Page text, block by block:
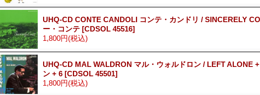
UHQ-CD CONTE CANDOLI コンテ・カンドリ / SINCERELY
ー・コンテ [CDSOL 45516]
1,800円(税込)
UHQ-CD MAL WALDRON マル・ウォルドロン / LEFT ALONE
ン + 6 [CDSOL 45501]
1,800円(税込)